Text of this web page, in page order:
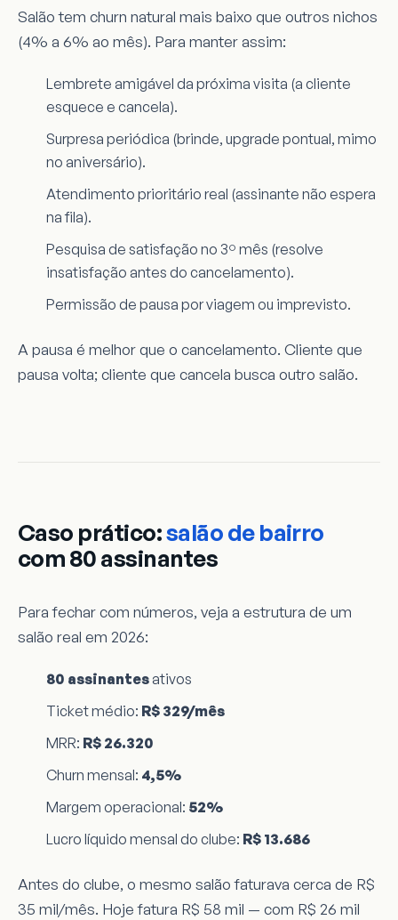
Salão tem churn natural mais baixo que outros nichos
(4% a 6% ao mês). Para manter assim:
Lembrete amigável da próxima visita (a cliente
esquece e cancela).
Surpresa periódica (brinde, upgrade pontual, mimo
no aniversário).
Atendimento prioritário real (assinante não espera
na fila).
Pesquisa de satisfação no 3º mês (resolve
insatisfação antes do cancelamento).
Permissão de pausa por viagem ou imprevisto.
A pausa é melhor que o cancelamento. Cliente que
pausa volta; cliente que cancela busca outro salão.
Caso prático:salão de bairro
com 80 assinantes
Para fechar com números, veja a estrutura de um
salão real em 2026:
80 assinantesativos
Ticket médio: R$ 329/mês
MRR: R$ 26.320
Churn mensal: 4,5%
Margem operacional: 52%
Lucro líquido mensal do clube: R$ 13.686
Antes do clube, o mesmo salão faturava cerca de R$
35 mil/mês. Hoje fatura R$ 58 mil — com R$ 26 mil